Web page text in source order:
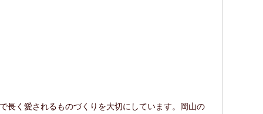
長く愛されるものづくりを大切にしています。岡山の